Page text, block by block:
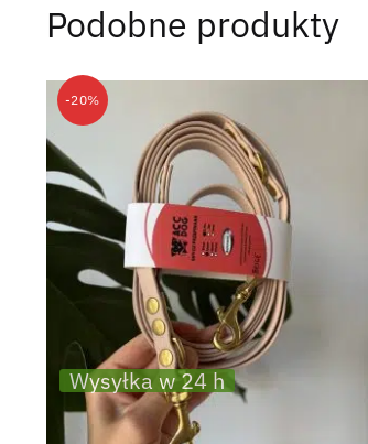
Podobne produkty
-20%
Wysyłka w 24 h